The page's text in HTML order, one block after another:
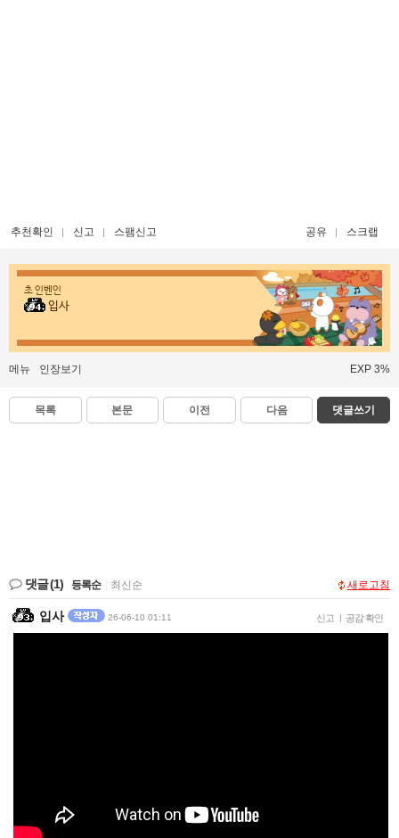
추천확인 신고 스팸신고 공유 스크랩
초 인벤인
입사
메뉴 인장보기 EXP 3%
목록 본문 이전 다음 댓글쓰기
댓글(1) 등록순 최신순 새로고침
입사 26-06-10 01:11 신고 | 공감 확인